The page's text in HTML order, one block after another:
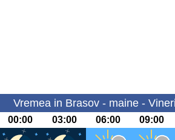
Vremea in Brasov - maine -
00:00 03:00 06:00 09:00